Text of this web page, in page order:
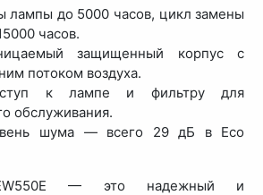
лампы до 5000 часов, цикл замены
часов.
защищенный корпус с
потоком воздуха.
к лампе и фильтру для
обслуживания.
шума — всего 29 дБ в Eco
EW550E — это надежный и